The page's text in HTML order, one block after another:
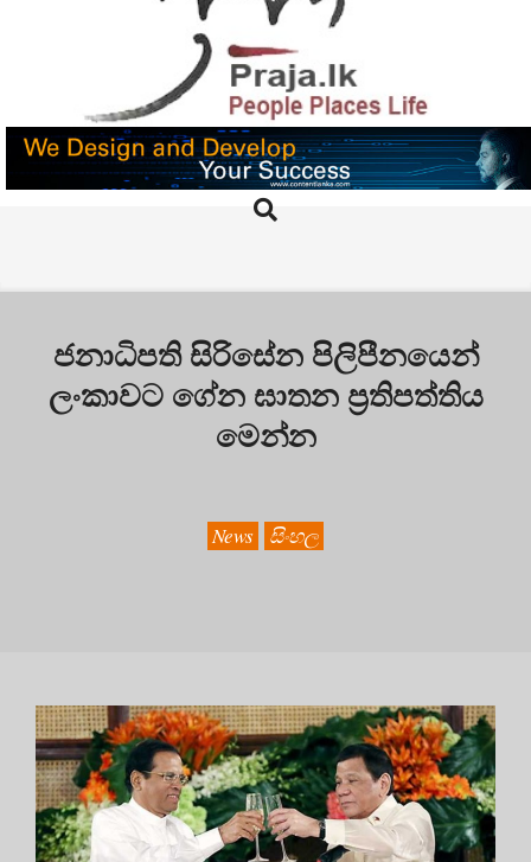
PRAJA.LK
Search
ජනාධිපති සිරිසේන පිලිපීනයෙන්
ලංකාවට ගේන ඝාතන ප්‍රතිපත්තිය
මෙන්න
News සිංහල